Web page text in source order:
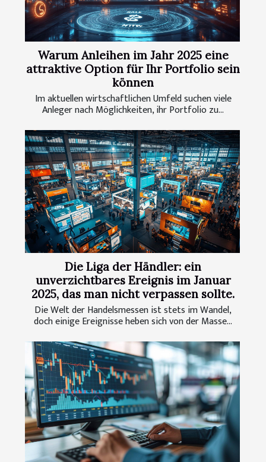
Warum Anleihen im Jahr 2025 eine
attraktive Option für Ihr Portfolio sein
können
Im aktuellen wirtschaftlichen Umfeld suchen viele
Anleger nach Möglichkeiten, ihr Portfolio zu...
Die Liga der Händler: ein
unverzichtbares Ereignis im Januar
2025, das man nicht verpassen sollte.
Die Welt der Handelsmessen ist stets im Wandel,
doch einige Ereignisse heben sich von der Masse...